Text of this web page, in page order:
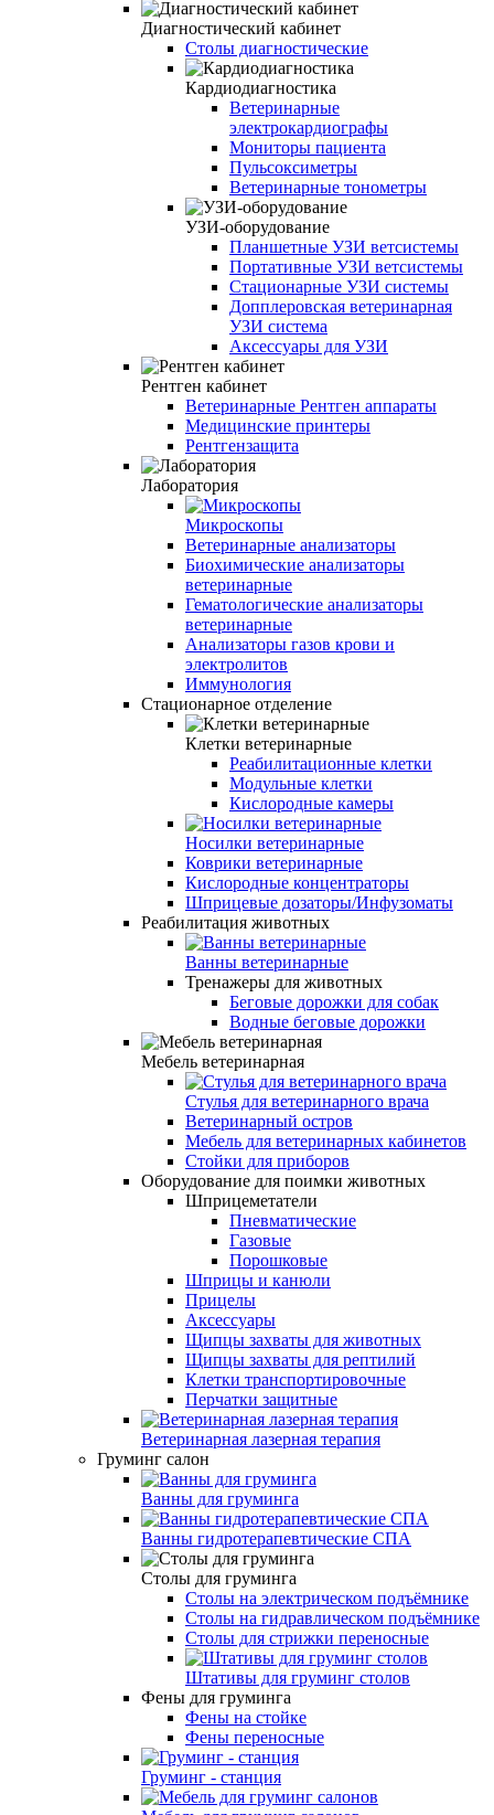
Диагностический кабинет
Столы диагностические
Кардиодиагностика
Ветеринарные
электрокардиографы
Мониторы пациента
Пульсоксиметры
Ветеринарные тонометры
УЗИ-оборудование
Планшетные УЗИ ветсистемы
Портативные УЗИ ветсистемы
Стационарные УЗИ системы
Допплеровская ветеринарная
УЗИ система
Аксессуары для УЗИ
Рентген кабинет
Ветеринарные Рентген аппараты
Медицинские принтеры
Рентгензащита
Лаборатория
Микроскопы
Ветеринарные анализаторы
Биохимические анализаторы
ветеринарные
Гематологические анализаторы
ветеринарные
Анализаторы газов крови и
электролитов
Иммунология
Стационарное отделение
Клетки ветеринарные
Реабилитационные клетки
Модульные клетки
Кислородные камеры
Носилки ветеринарные
Коврики ветеринарные
Кислородные концентраторы
Шприцевые дозаторы/Инфузоматы
Реабилитация животных
Ванны ветеринарные
Тренажеры для животных
Беговые дорожки для собак
Водные беговые дорожки
Мебель ветеринарная
Стулья для ветеринарного врача
Ветеринарный остров
Мебель для ветеринарных кабинетов
Стойки для приборов
Оборудование для поимки животных
Шприцеметатели
Пневматические
Газовые
Порошковые
Шприцы и канюли
Прицелы
Аксессуары
Щипцы захваты для животных
Щипцы захваты для рептилий
Клетки транспортировочные
Перчатки защитные
Ветеринарная лазерная терапия
Груминг салон
Ванны для груминга
Ванны гидротерапевтические СПА
Столы для груминга
Столы на электрическом подъёмнике
Столы на гидравлическом подъёмнике
Столы для стрижки переносные
Штативы для груминг столов
Фены для груминга
Фены на стойке
Фены переносные
Груминг - станция